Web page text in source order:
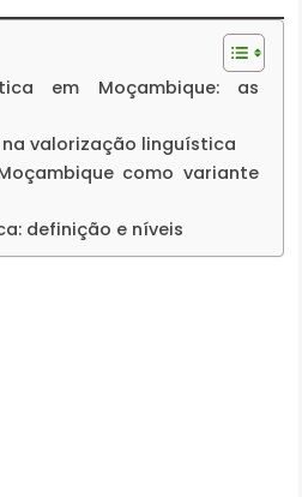
em Moçambique: as
valorização linguística
como variante
definição e níveis